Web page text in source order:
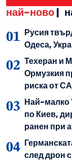
най-ново|
Русия
Одеса,
Техеран и
Ормузкия
риска от
Най-малко
по Киев,
ранен при
след дрон